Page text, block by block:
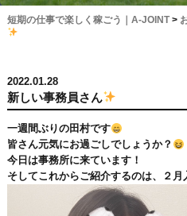
短期の仕事で楽しく稼ごう｜A-JOINT>
2022.01.28
新しい事務員さん
一週間ぶりの田村です
皆さん元気にお過ごしでしょうか？
今日は事務所に来ています！
そしてこれからご紹介するのは、２